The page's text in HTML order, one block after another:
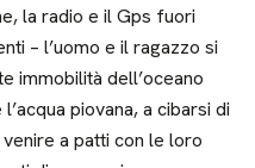
la radio e il Gps fuori
– l’uomo e il ragazzo si
immobilità dell’oceano
piovana, a cibarsi di
a patti con le loro